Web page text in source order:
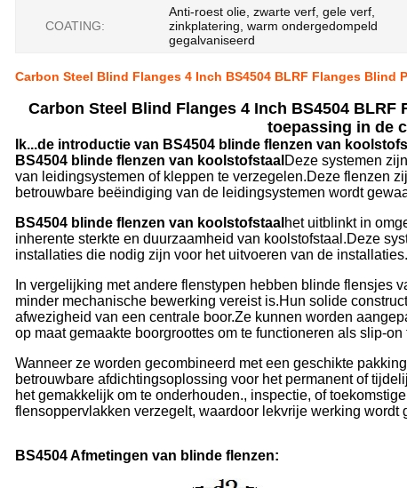
COATING:
Anti-roest olie, zwarte verf, gele verf,
zinkplatering, warm ondergedompeld
gegalvaniseerd
Carbon Steel Blind Flanges 4 Inch BS4504 BLRF Flanges Blind
Carbon Steel Blind Flanges 4 Inch BS4504 BLRF
toepassing in de
Ik...de introductie van BS4504 blinde flenzen van
BS4504 blinde flenzen van koolstofstaal Deze systemen
van leidingsystemen of kleppen te verzegelen.Deze flenzen
betrouwbare beëindiging van de leidingsystemen wordt
BS4504 blinde flenzen van koolstofstaal het uitblinkt in
inherente sterkte en duurzaamheid van koolstofstaal.Deze
installaties die nodig zijn voor het uitvoeren van de
In vergelijking met andere flenstypen hebben blinde flensjes
minder mechanische bewerking vereist is.Hun solide
afwezigheid van een centrale boor.Ze kunnen worden
op maat gemaakte boorgroottes om te functioneren als slip-
Wanneer ze worden gecombineerd met een geschikte
betrouwbare afdichtingsoplossing voor het permanent of
het gemakkelijk om te onderhouden., inspectie, of
flensoppervlakken verzegelt, waardoor lekvrije werking wordt
BS4504 Afmetingen van blinde flenzen: